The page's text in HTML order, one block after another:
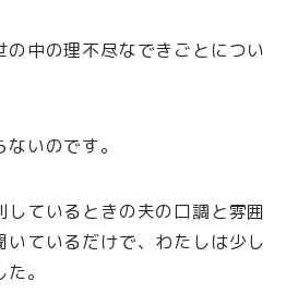
の中の理不尽なできごとについ
いのです。
しているときの夫の口調と雰囲
いているだけで、わたしは少し
。